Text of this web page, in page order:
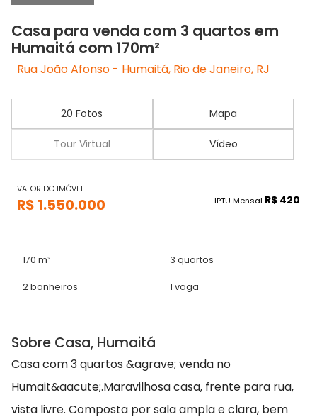
Casa para venda com 3 quartos em
Humaitá com 170m²
Rua João Afonso - Humaitá, Rio de Janeiro, RJ
20 Fotos Mapa
Tour Virtual Vídeo
VALOR DO IMÓVEL
R$ 1.550.000 IPTU Mensal R$ 420
170 m² 3 quartos
2 banheiros 1 vaga
Sobre Casa, Humaitá
Casa com 3 quartos &agrave; venda no
Humait&aacute;.Maravilhosa casa, frente para rua,
vista livre. Composta por sala ampla e clara, bem